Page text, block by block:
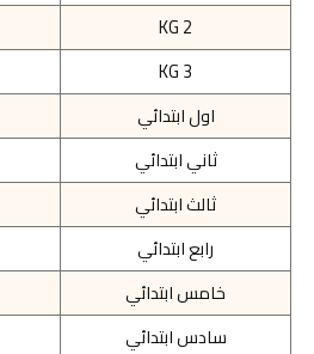
KG 2
KG 3
اول ابتدائي
ثاني ابتدائي
ثالث ابتدائي
رابع ابتدائي
خامس ابتدائي
سادس ابتدائي